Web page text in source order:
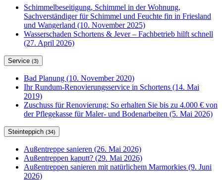
Schimmelbeseitigung, Schimmel in der Wohnung,
Sachverständiger für Schimmel und Feuchte fin in Friesland
und Wangerland (10. November 2025)
Wasserschaden Schortens & Jever – Fachbetrieb hilft schnell
(27. April 2026)
Service (3)
Bad Planung (10. November 2020)
Ihr Rundum-Renovierungsservice in Schortens (14. Mai
2019)
Zuschuss für Renovierung: So erhalten Sie bis zu 4.000 € von
der Pflegekasse für Maler- und Bodenarbeiten (5. Mai 2026)
Steinteppich (34)
Außentreppe sanieren (26. Mai 2026)
Außentreppen kaputt? (29. Mai 2026)
Außentreppen sanieren mit natürlichem Marmorkies (9. Juni
2026)